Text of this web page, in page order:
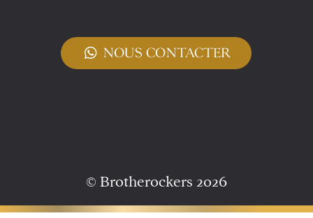
NOUS CONTACTER
© Brotherockers 2026